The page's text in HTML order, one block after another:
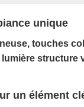
unique
touches
structure
un élément